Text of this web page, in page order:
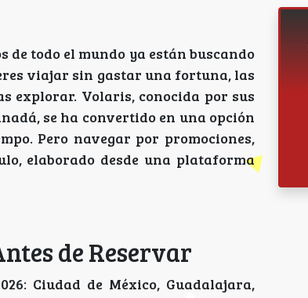
de todo el mundo ya están buscando
viajar sin gastar una fortuna, las
explorar. Volaris, conocida por sus
se ha convertido en una opción
Pero navegar por promociones,
elaborado desde una plataforma
de Reservar
Ciudad de México, Guadalajara,